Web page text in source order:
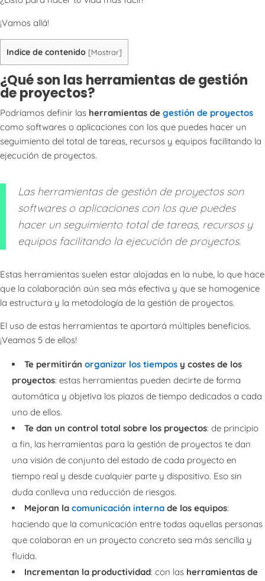
¡Vamos allá!
Indice de contenido [Mostrar]
¿Qué son las herramientas de gestión
de proyectos?
Podríamos definir las herramientas de gestión de proyectos
como softwares o aplicaciones con los que puedes hacer un
seguimiento del total de tareas, recursos y equipos facilitando la
ejecución de proyectos.
Las herramientas de gestión de proyectos son
softwares o aplicaciones con los que puedes
hacer un seguimiento total de tareas, recursos y
equipos facilitando la ejecución de proyectos.
Estas herramientas suelen estar alojadas en la nube, lo que hace
que la colaboración aún sea más efectiva y que se homogenice
la estructura y la metodología de la gestión de proyectos.
El uso de estas herramientas te aportará múltiples beneficios.
¡Veamos 5 de ellos!
Te permitirán organizar los tiempos y costes de los
proyectos: estas herramientas pueden decirte de forma
automática y objetiva los plazos de tiempo dedicados a cada
uno de ellos.
Te dan un control total sobre los proyectos: de principio
a fin, las herramientas para la gestión de proyectos te dan
una visión de conjunto del estado de cada proyecto en
tiempo real y desde cualquier parte y dispositivo. Eso sin
duda conlleva una reducción de riesgos.
Mejoran la comunicación interna de los equipos:
haciendo que la comunicación entre todas aquellas personas
que colaboran en un proyecto concreto sea más sencilla y
fluida.
Incrementan la productividad: con las herramientas de